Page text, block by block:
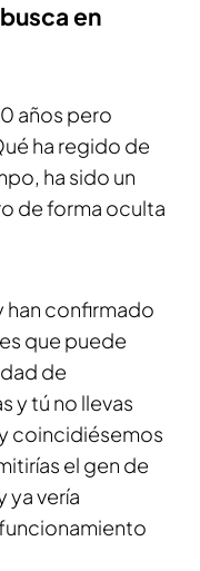
en
años pero
ha regido de
ha sido un
de forma oculta
han confirmado
que puede
de
y tú no llevas
coincidiésemos
el gen de
ya vería